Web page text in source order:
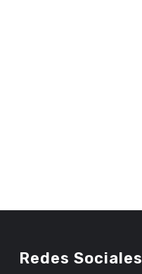
Redes Sociales